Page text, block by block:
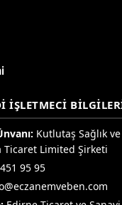
İŞLETMECI
Kutlutaş Sağlık
Ticaret Limited Şirketi
95 95